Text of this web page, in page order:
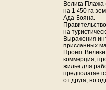
Велика Плажа
на 1 450 га
Ада-Бояна.
на
Выражения
присланных
Проект
коммерция,
жилье для
от друга, но